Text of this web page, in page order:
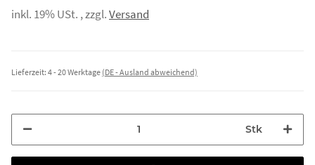
inkl. 19% USt. , zzgl.Versand
Lieferzeit: 4 - 20 Werktage (DE - Ausland abweichend)
Stk